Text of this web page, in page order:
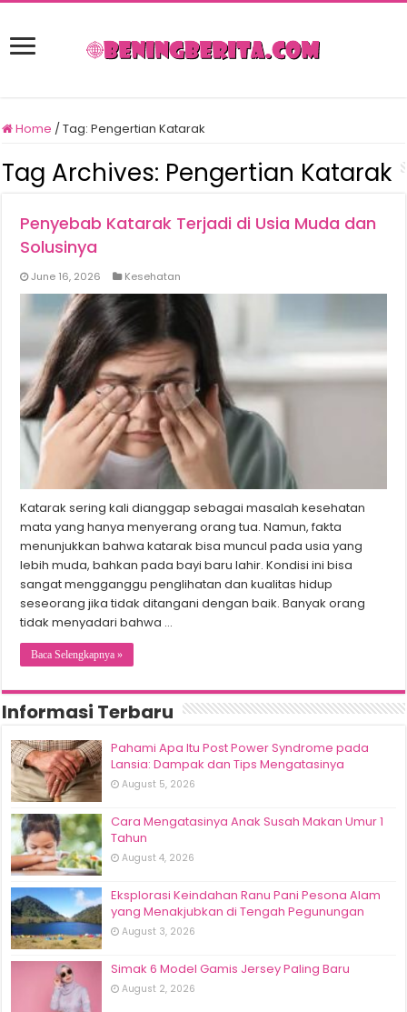
Home /Tag:Pengertian Katarak
Tag Archives: Pengertian Katarak
Penyebab Katarak Terjadi di Usia Muda dan
Solusinya
June 16, 2026 Kesehatan
Katarak sering kali dianggap sebagai masalah kesehatan
mata yang hanya menyerang orang tua. Namun, fakta
menunjukkan bahwa katarak bisa muncul pada usia yang
lebih muda, bahkan pada bayi baru lahir. Kondisi ini bisa
sangat mengganggu penglihatan dan kualitas hidup
seseorang jika tidak ditangani dengan baik. Banyak orang
tidak menyadari bahwa …
Baca Selengkapnya »
Informasi Terbaru
Pahami Apa Itu Post Power Syndrome pada
Lansia: Dampak dan Tips Mengatasinya
August 5, 2026
Cara Mengatasinya Anak Susah Makan Umur 1
Tahun
August 4, 2026
Eksplorasi Keindahan Ranu Pani Pesona Alam
yang Menakjubkan di Tengah Pegunungan
August 3, 2026
Simak 6 Model Gamis Jersey Paling Baru
August 2, 2026